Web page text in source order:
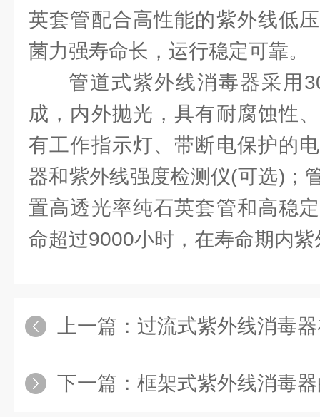
英套管配合高性能的紫外线低
菌力强寿命长，运行稳定可靠。
管道式紫外线消毒器采用
成，内外抛光，具有耐腐蚀性
有工作指示灯、带断电保护的
器和紫外线强度检测仪(可选)；
置高透光率纯石英套管和高稳
命超过9000小时，在寿命期内
上一篇： 过流式紫外线消毒
下一篇： 框架式紫外线消毒器